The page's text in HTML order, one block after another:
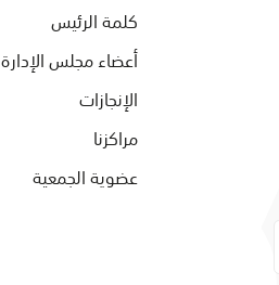
كلمة الرئيس
أعضاء مجلس الإدارة
الإنجازات
مراكزنا
عضوية الجمعية